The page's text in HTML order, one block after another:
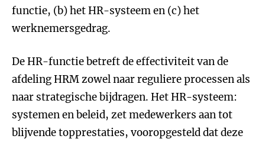
functie, (b) het HR-systeem en (c) het
werknemersgedrag.
De HR-functie betreft de effectiviteit van de
afdeling HRM zowel naar reguliere processen als
naar strategische bijdragen. Het HR-systeem:
systemen en beleid, zet medewerkers aan tot
blijvende topprestaties, vooropgesteld dat deze